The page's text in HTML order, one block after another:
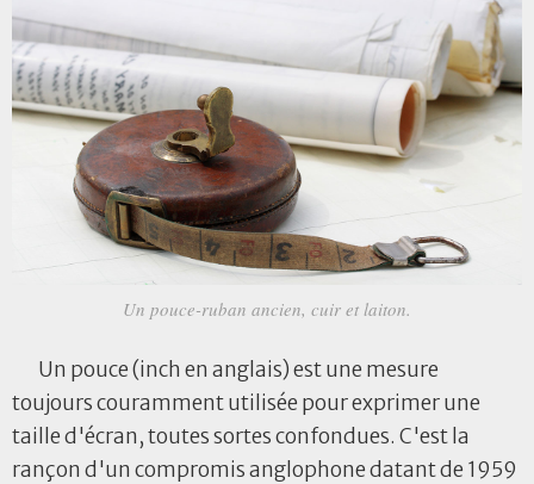
Un pouce-ruban ancien, cuir et laiton.
Un pouce (inch en anglais) est une mesure
toujours couramment utilisée pour exprimer une
taille d'écran, toutes sortes confondues. C'est la
rançon d'un compromis anglophone datant de 1959